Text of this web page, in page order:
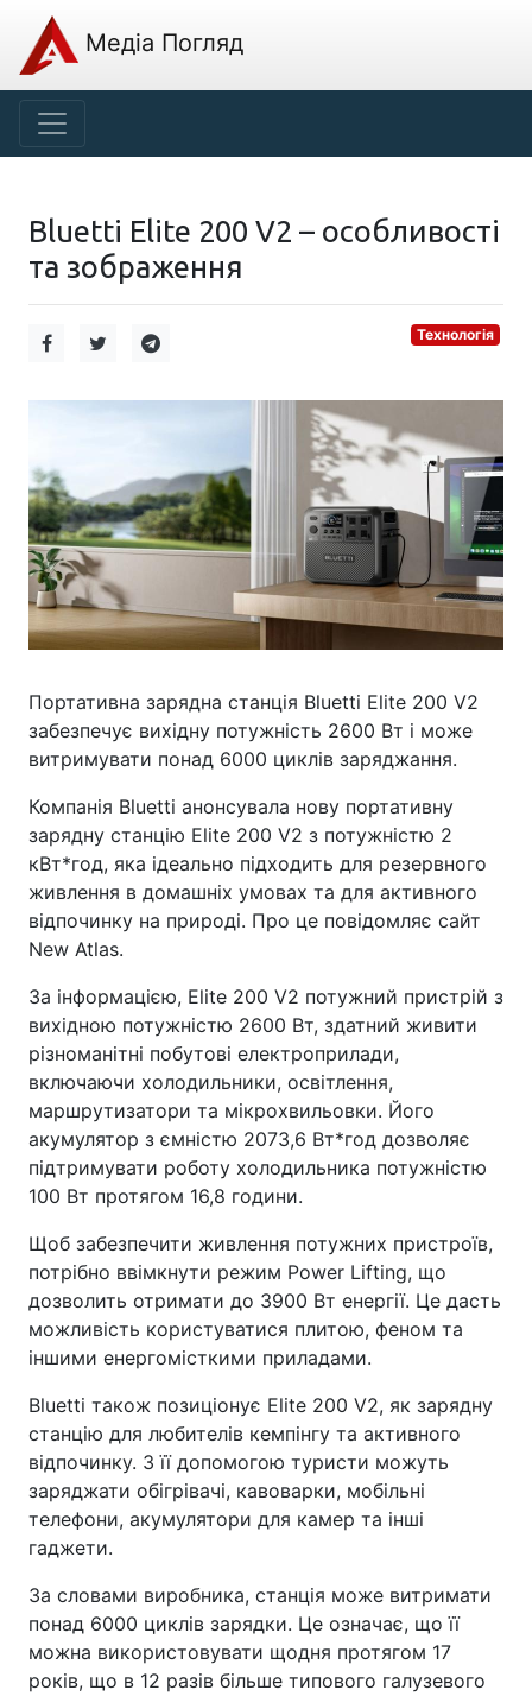
Медіа Погляд
Bluetti Elite 200 V2 – особливості
та зображення
Технологія
Портативна зарядна станція Bluetti Elite 200 V2
забезпечує вихідну потужність 2600 Вт і може
витримувати понад 6000 циклів заряджання.
Компанія Bluetti анонсувала нову портативну
зарядну станцію Elite 200 V2 з потужністю 2
кВт*год, яка ідеально підходить для резервного
живлення в домашніх умовах та для активного
відпочинку на природі. Про це повідомляє сайт
New Atlas.
За інформацією, Elite 200 V2 потужний пристрій з
вихідною потужністю 2600 Вт, здатний живити
різноманітні побутові електроприлади,
включаючи холодильники, освітлення,
маршрутизатори та мікрохвильовки. Його
акумулятор з ємністю 2073,6 Вт*год дозволяє
підтримувати роботу холодильника потужністю
100 Вт протягом 16,8 години.
Щоб забезпечити живлення потужних пристроїв,
потрібно ввімкнути режим Power Lifting, що
дозволить отримати до 3900 Вт енергії. Це дасть
можливість користуватися плитою, феном та
іншими енергомісткими приладами.
Bluetti також позиціонує Elite 200 V2, як зарядну
станцію для любителів кемпінгу та активного
відпочинку. З її допомогою туристи можуть
заряджати обігрівачі, кавоварки, мобільні
телефони, акумулятори для камер та інші
гаджети.
За словами виробника, станція може витримати
понад 6000 циклів зарядки. Це означає, що її
можна використовувати щодня протягом 17
років, що в 12 разів більше типового галузевого